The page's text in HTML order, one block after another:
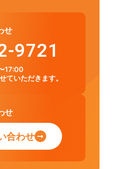
せ
9721
17:00
ていただきます。
せ
合わせ